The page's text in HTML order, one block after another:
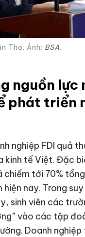
Thọ. Ảnh: BSA.
nguồn lực
phát triển
nghiệp FDI quả
kinh tế Việt. Đặc
chiếm tới 70%
hiện nay. Trong
sinh viên các
vào các tập
Doanh